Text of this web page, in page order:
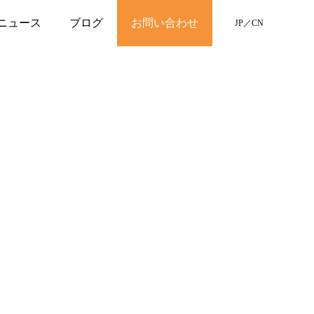
ュース ブログ お問い合わせ JP／CN